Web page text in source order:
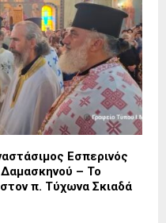
Εσπερινός
– Το
π. Τύχωνα Σκιαδά